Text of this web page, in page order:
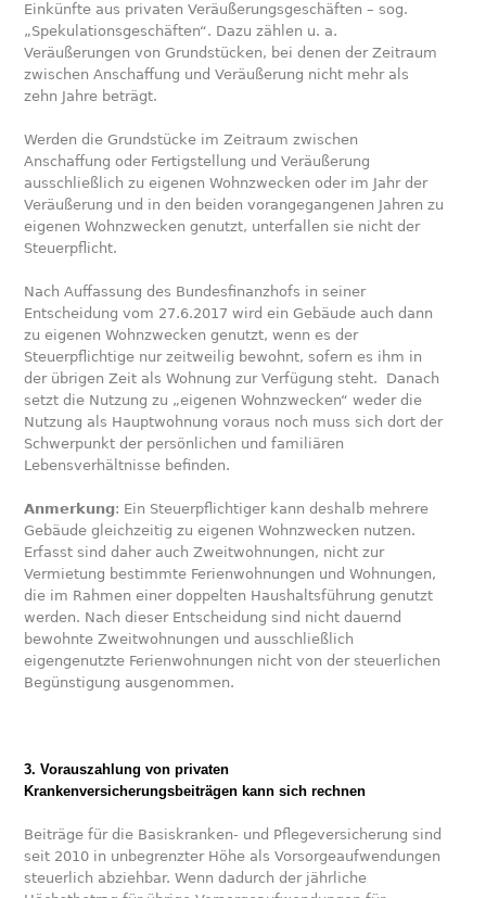
Einkünfte aus privaten Veräußerungsgeschäften – sog.
„Spekulationsgeschäften“. Dazu zählen u. a.
Veräußerungen von Grundstücken, bei denen der Zeitraum
zwischen Anschaffung und Veräußerung nicht mehr als
zehn Jahre beträgt.
Werden die Grundstücke im Zeitraum zwischen
Anschaffung oder Fertigstellung und Veräußerung
ausschließlich zu eigenen Wohnzwecken oder im Jahr der
Veräußerung und in den beiden vorangegangenen Jahren zu
eigenen Wohnzwecken genutzt, unterfallen sie nicht der
Steuerpflicht.
Nach Auffassung des Bundesfinanzhofs in seiner
Entscheidung vom 27.6.2017 wird ein Gebäude auch dann
zu eigenen Wohnzwecken genutzt, wenn es der
Steuerpflichtige nur zeitweilig bewohnt, sofern es ihm in
der übrigen Zeit als Wohnung zur Verfügung steht. Danach
setzt die Nutzung zu „eigenen Wohnzwecken“ weder die
Nutzung als Hauptwohnung voraus noch muss sich dort der
Schwerpunkt der persönlichen und familiären
Lebensverhältnisse befinden.
Anmerkung: Ein Steuerpflichtiger kann deshalb mehrere
Gebäude gleichzeitig zu eigenen Wohnzwecken nutzen.
Erfasst sind daher auch Zweitwohnungen, nicht zur
Vermietung bestimmte Ferienwohnungen und Wohnungen,
die im Rahmen einer doppelten Haushaltsführung genutzt
werden. Nach dieser Entscheidung sind nicht dauernd
bewohnte Zweitwohnungen und ausschließlich
eigengenutzte Ferienwohnungen nicht von der steuerlichen
Begünstigung ausgenommen.
3. Vorauszahlung von privaten
Krankenversicherungsbeiträgen kann sich rechnen
Beiträge für die Basiskranken- und Pflegeversicherung sind
seit 2010 in unbegrenzter Höhe als Vorsorgeaufwendungen
steuerlich abziehbar. Wenn dadurch der jährliche